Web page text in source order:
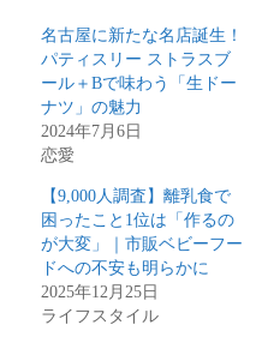
名古屋に新たな名店誕生！
パティスリー ストラスブ
ール＋Bで味わう「生ドー
ナツ」の魅力
2024年7月6日
恋愛
【9,000人調査】離乳食で
困ったこと1位は「作るの
が大変」｜市販ベビーフー
ドへの不安も明らかに
2025年12月25日
ライフスタイル